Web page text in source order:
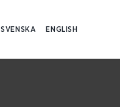
SVENSKA ENGLISH